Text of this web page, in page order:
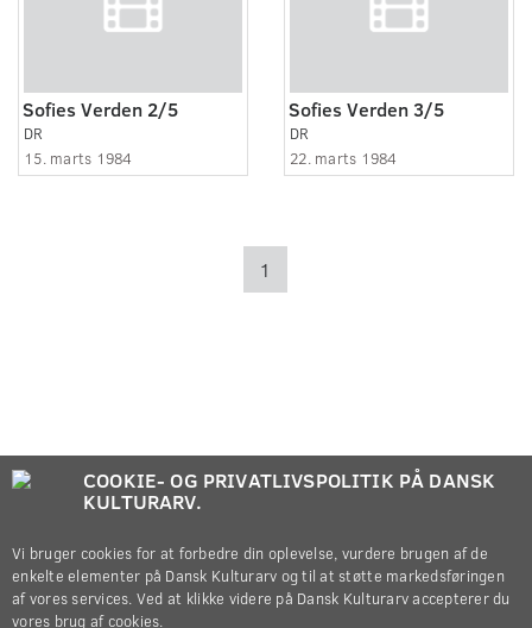
Sofies Verden 2/5
DR
15. marts 1984
Sofies Verden 3/5
DR
22. marts 1984
1
COOKIE- OG PRIVATLIVSPOLITIK PÅ DANSK
KULTURARV.
Vi bruger cookies for at forbedre din oplevelse, vurdere brugen af de
enkelte elementer på Dansk Kulturarv og til at støtte markedsføringen
af vores services. Ved at klikke videre på Dansk Kulturarv accepterer du
vores brug af cookies.